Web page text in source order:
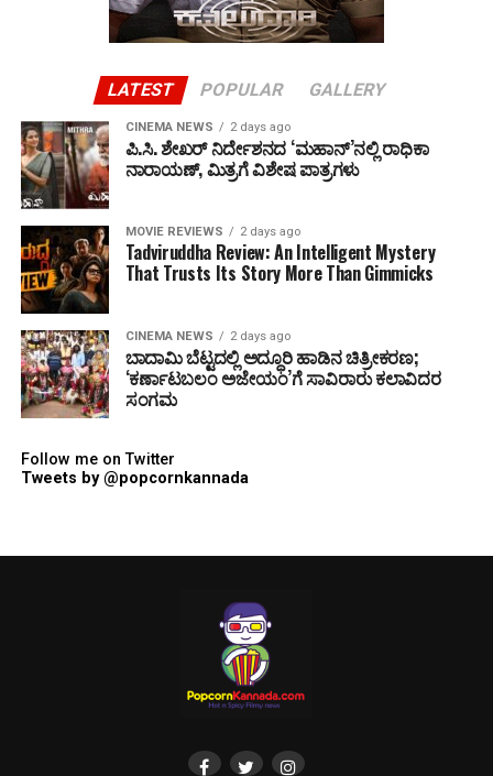
LATEST POPULAR GALLERY
CINEMA NEWS 2 days ago
ಪಿ.ಸಿ. ಶೇಖರ್ ನಿರ್ದೇಶನದ ‘ಮಹಾನ್’ನಲ್ಲಿ ರಾಧಿಕಾ
ನಾರಾಯಣ್, ಮಿತ್ರಗೆ ವಿಶೇಷ ಪಾತ್ರಗಳು
MOVIE REVIEWS 2 days ago
Tadviruddha Review: An Intelligent Mystery
That Trusts Its Story More Than Gimmicks
CINEMA NEWS 2 days ago
ಬಾದಾಮಿ ಬೆಟ್ಟದಲ್ಲಿ ಅದ್ಧೂರಿ ಹಾಡಿನ ಚಿತ್ರೀಕರಣ;
‘ಕರ್ಣಾಟಬಲಂ ಅಜೇಯಂ’ಗೆ ಸಾವಿರಾರು ಕಲಾವಿದರ
ಸಂಗಮ
Follow me on Twitter
Tweets by @popcornkannada